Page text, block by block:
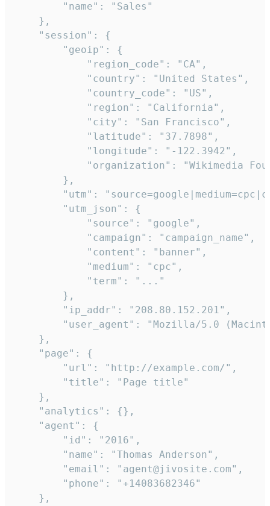
        "name": "Sales"
    },
    "session": {
        "geoip": {
            "region_code": "CA",
            "country": "United States",
            "country_code": "US",
            "region": "California",
            "city": "San Francisco",
            "latitude": "37.7898",
            "longitude": "-122.3942",
"organization": "Wikimedia
        },
"utm":
        "utm_json": {
            "source": "google",
            "campaign": "campaign_name",
            "content": "banner",
            "medium": "cpc",
            "term": "..."
        },
        "ip_addr": "208.80.152.201",
"user_agent": "Mozilla/5.0
    },
    "page": {
        "url": "http://example.com/",
        "title": "Page title"
    },
    "analytics": {},
    "agent": {
        "id": "2016",
        "name": "Thomas Anderson",
        "email": "agent@jivosite.com",
        "phone": "+14083682346"
    },